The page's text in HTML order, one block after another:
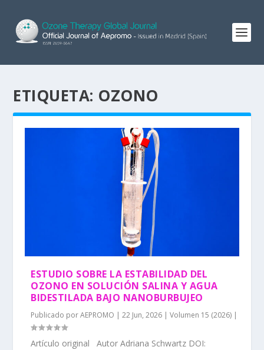
ETIQUETA: OZONO
ESTUDIO SOBRE LA ESTABILIDAD DEL
OZONO EN SOLUCIÓN SALINA Y AGUA
BIDESTILADA BAJO NANOBURBUJEO
Publicado porAEPROMO |22 Jun, 2026 |Volumen 15 (2026) |
Artículo original Autor Adriana Schwartz DOI: